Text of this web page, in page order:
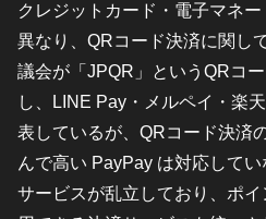
クレジットカード・電子マネ
異なり、QRコード決済に関し
議会が「JPQR」というQRコ
し、LINE Pay・メルペイ・楽
表しているが、QRコード決済
んで高い PayPay は対応して
サービスが乱立しており、ポ